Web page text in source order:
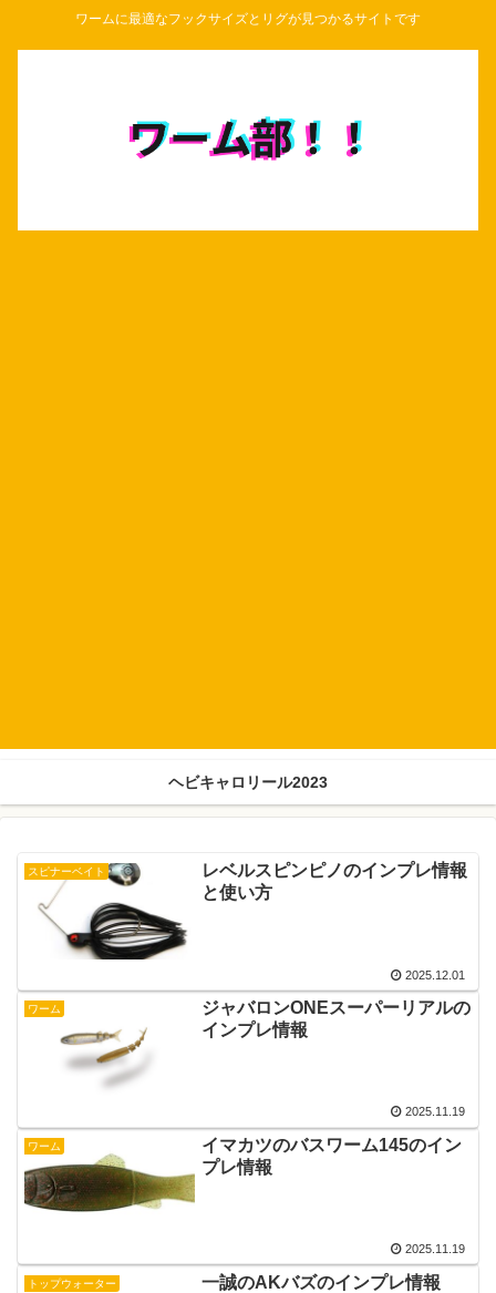
ワームに最適なフックサイズとリグが見つかるサイトです
ヘビキャロリール2023
スピナーベイト
レベルスピンピノのインプレ情報
と使い方
2025.12.01
ワーム
ジャバロンONEスーパーリアルの
インプレ情報
2025.11.19
ワーム
イマカツのバスワーム145のイン
プレ情報
2025.11.19
トップウォーター 一誠のAKバズのインプレ情報